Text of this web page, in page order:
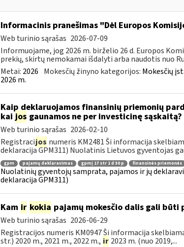
Informacinis pranešimas "Dėl Europos
Web turinio sąrašas 2026-07-09
Informuojame, jog 2026 m. birželio 26 d. Europos
prekių, skirtų nemokamai išdalyti arba naudotis nuo
Metai: 2026 Mokesčių žinyno kategorijos: Mokesčių
2026 m.
Kaip deklaruojamos finansinių priemonių
kai jos gaunamos ne per investicinę sąskaitą?
Web turinio sąrašas 2026-02-10
Registracijos numeris KM2481 Ši informacija
deklaracija GPM311) Nuolatinis Lietuvos gyventojas
gpm pajamų deklaravimas gpmį 17 str 1 d 30 p finansinės priemonės
Nuolatinių gyventojų samprata, pajamos ir jų
deklaracija GPM311)
Kam ir kokia pajamų mokesčio dalis gali būti
Web turinio sąrašas 2026-06-29
Registracijos numeris KM0947 Ši informacija
str.) 2020 m., 2021 m., 2022 m., ir 2023 m. (nuo 2019,...